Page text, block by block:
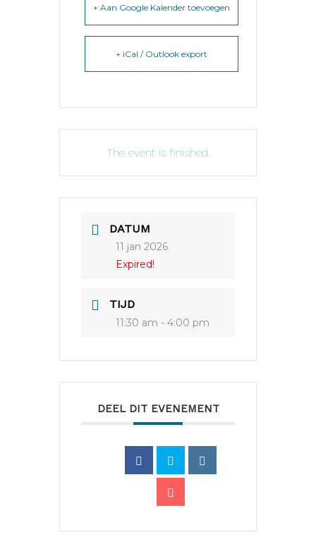
+ Aan Google Kalender toevoegen
+ iCal / Outlook export
The event is finished.
DATUM
11 jan 2026
Expired!
TIJD
11:30 am - 4:00 pm
DEEL DIT EVENEMENT